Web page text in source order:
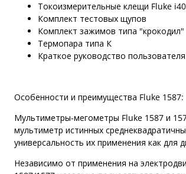
Токоизмерительные клещи Fluke
Комплект тестовых щупов
Комплект зажимов типа "крокодил"
Термопара типа К
Краткое руководство пользователя
Особенности и преимущества Fluke 1587:
Мультиметры-мегометры Fluke 1587 и
мультиметр истинных
универсальность их применения как для
Независимо от применения на